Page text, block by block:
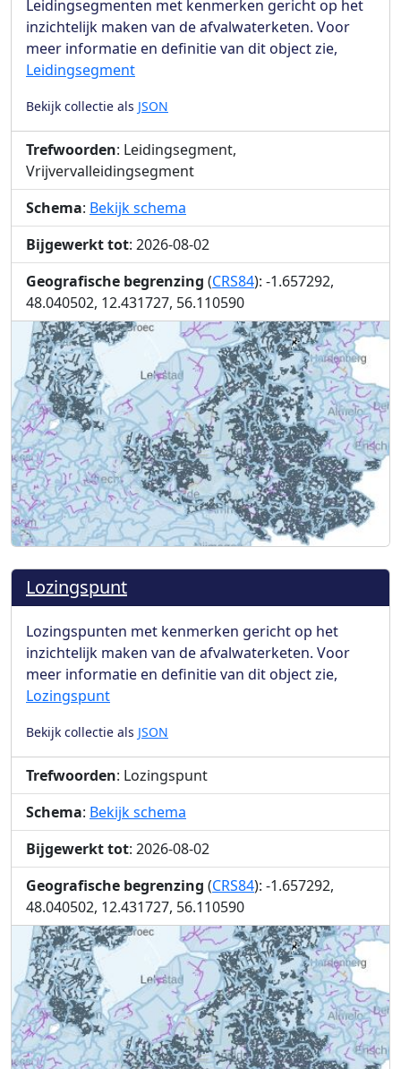
Leidingsegmenten met kenmerken gericht op het
inzichtelijk maken van de afvalwaterketen. Voor
meer informatie en definitie van dit object zie,
Leidingsegment
Bekijk collectie als JSON
Trefwoorden: Leidingsegment,
Vrijvervalleidingsegment
Schema: Bekijk schema
Bijgewerkt tot: 2026-08-02
Geografische begrenzing (CRS84): -1.657292,
48.040502, 12.431727, 56.110590
Lozingspunt
Lozingspunten met kenmerken gericht op het
inzichtelijk maken van de afvalwaterketen. Voor
meer informatie en definitie van dit object zie,
Lozingspunt
Bekijk collectie als JSON
Trefwoorden: Lozingspunt
Schema: Bekijk schema
Bijgewerkt tot: 2026-08-02
Geografische begrenzing (CRS84): -1.657292,
48.040502, 12.431727, 56.110590